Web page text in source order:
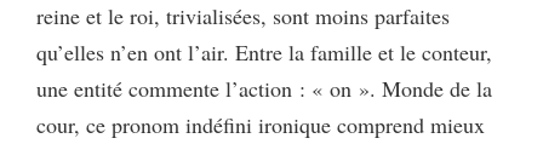
reine et le roi, trivialisées, sont moins parfaites
qu’elles n’en ont l’air. Entre la famille et le conteur,
une entité commente l’action : « on ». Monde de la
cour, ce pronom indéfini ironique comprend mieux